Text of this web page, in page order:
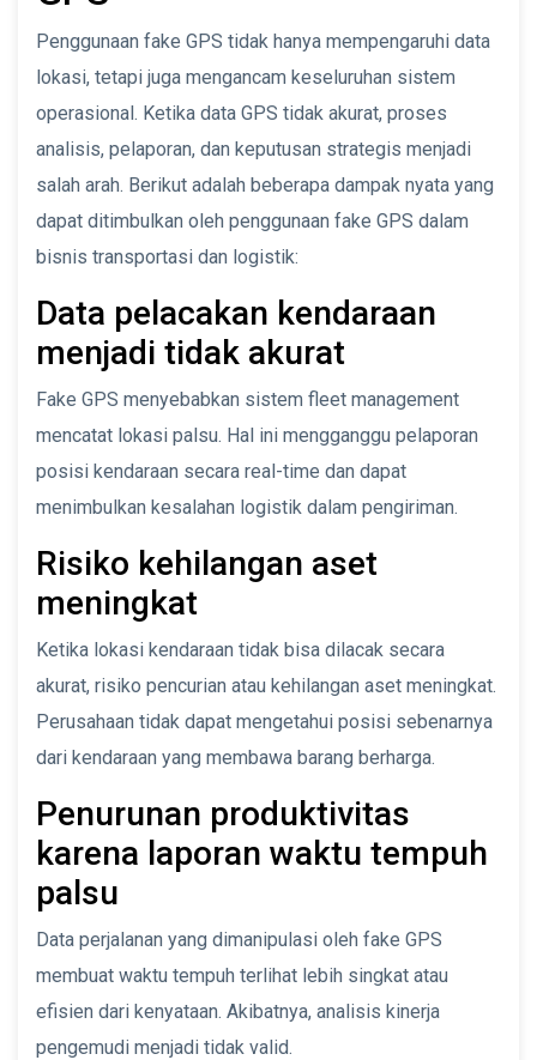
Penggunaan fake GPS tidak hanya mempengaruhi data
lokasi, tetapi juga mengancam keseluruhan sistem
operasional. Ketika data GPS tidak akurat, proses
analisis, pelaporan, dan keputusan strategis menjadi
salah arah. Berikut adalah beberapa dampak nyata yang
dapat ditimbulkan oleh penggunaan fake GPS dalam
bisnis transportasi dan logistik:
Data pelacakan kendaraan
menjadi tidak akurat
Fake GPS menyebabkan sistem fleet management
mencatat lokasi palsu. Hal ini mengganggu pelaporan
posisi kendaraan secara real-time dan dapat
menimbulkan kesalahan logistik dalam pengiriman.
Risiko kehilangan aset
meningkat
Ketika lokasi kendaraan tidak bisa dilacak secara
akurat, risiko pencurian atau kehilangan aset meningkat.
Perusahaan tidak dapat mengetahui posisi sebenarnya
dari kendaraan yang membawa barang berharga.
Penurunan produktivitas
karena laporan waktu tempuh
palsu
Data perjalanan yang dimanipulasi oleh fake GPS
membuat waktu tempuh terlihat lebih singkat atau
efisien dari kenyataan. Akibatnya, analisis kinerja
pengemudi menjadi tidak valid.